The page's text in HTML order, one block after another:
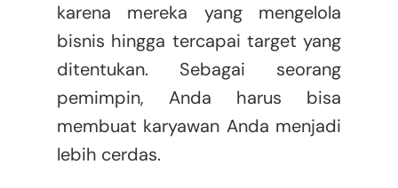
karena mereka yang mengelola
bisnis hingga tercapai target yang
ditentukan. Sebagai seorang
pemimpin, Anda harus bisa
membuat karyawan Anda menjadi
lebih cerdas.